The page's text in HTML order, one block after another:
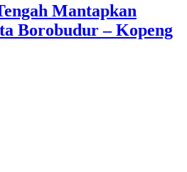
Mantapkan
Borobudur – Kopeng